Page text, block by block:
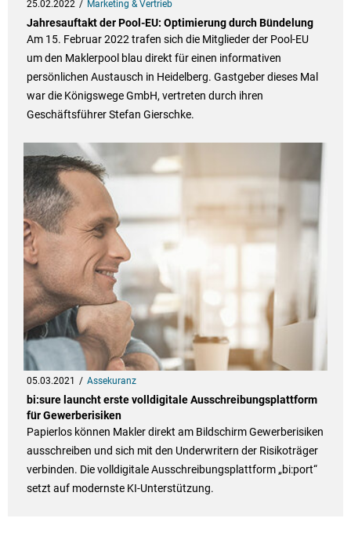
25.02.2022 Marketing & Vertrieb
Jahresauftakt der Pool-EU: Optimierung durch Bündelung
Am 15. Februar 2022 trafen sich die Mitglieder der Pool-EU
um den Maklerpool blau direkt für einen informativen
persönlichen Austausch in Heidelberg. Gastgeber dieses Mal
war die Königswege GmbH, vertreten durch ihren
Geschäftsführer Stefan Gierschke.
05.03.2021 Assekuranz
bi:sure launcht erste volldigitale Ausschreibungsplattform
für Gewerberisiken
Papierlos können Makler direkt am Bildschirm Gewerberisiken
ausschreiben und sich mit den Underwritern der Risikoträger
verbinden. Die volldigitale Ausschreibungsplattform „bi:port“
setzt auf modernste KI-Unterstützung.